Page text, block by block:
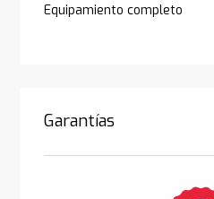
Equipamiento completo
Garantías